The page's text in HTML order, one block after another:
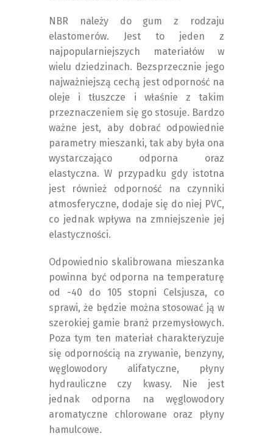
NBR należy do gum z rodzaju
elastomerów. Jest to jeden z
najpopularniejszych materiałów w
wielu dziedzinach. Bezsprzecznie jego
najważniejszą cechą jest odporność na
oleje i tłuszcze i właśnie z takim
przeznaczeniem się go stosuje. Bardzo
ważne jest, aby dobrać odpowiednie
parametry mieszanki, tak aby była ona
wystarczająco odporna oraz
elastyczna. W przypadku gdy istotna
jest również odporność na czynniki
atmosferyczne, dodaje się do niej PVC,
co jednak wpływa na zmniejszenie jej
elastyczności.
Odpowiednio skalibrowana mieszanka
powinna być odporna na temperaturę
od -40 do 105 stopni Celsjusza, co
sprawi, że będzie można stosować ją w
szerokiej gamie branż przemysłowych.
Poza tym ten materiał charakteryzuje
się odpornością na zrywanie, benzyny,
węglowodory alifatyczne, płyny
hydrauliczne czy kwasy. Nie jest
jednak odporna na węglowodory
aromatyczne chlorowane oraz płyny
hamulcowe.